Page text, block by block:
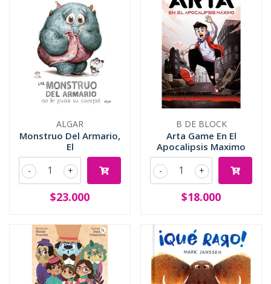
ALGAR
Monstruo Del Armario,
El
+
-
$23.000
B DE BLOCK
Arta Game En El
Apocalipsis Maximo
+
-
$18.000